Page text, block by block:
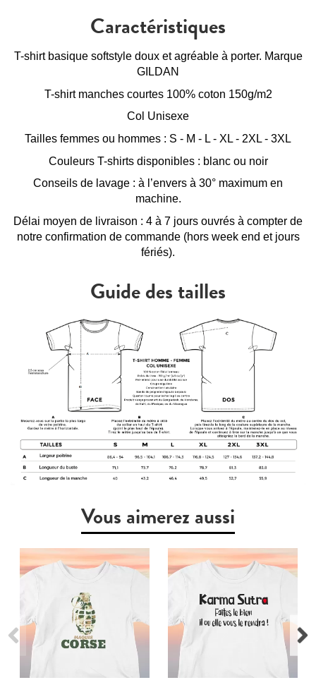
Caractéristiques
T-shirt basique softstyle doux et agréable à porter. Marque
GILDAN
T-shirt manches courtes 100% coton 150g/m2
Col Unisexe
Tailles femmes ou hommes : S - M - L - XL - 2XL - 3XL
Couleurs T-shirts disponibles : blanc ou noir
Conseils de lavage : à l’envers à 30° maximum en
machine.
Délai moyen de livraison : 4 à 7 jours ouvrés à compter de
notre confirmation de commande (hors week end et jours
fériés).
Guide des tailles
Vous aimerez aussi